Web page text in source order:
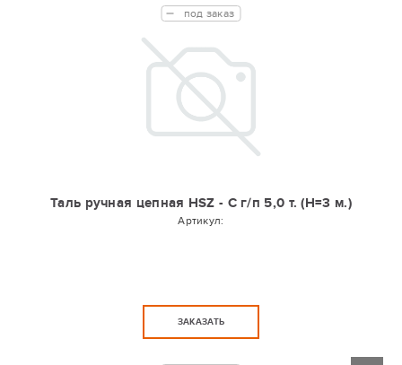
Таль ручная цепная HSZ - C г/п 5,0 т. (Н=3 м.)
Артикул:
под заказ
ЗАКАЗАТЬ